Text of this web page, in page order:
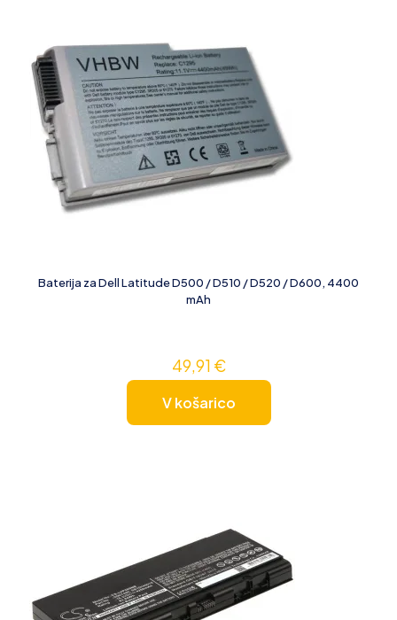
Baterija za Dell Latitude D500 / D510 / D520 / D600, 4400
mAh
49,91 €
V košarico